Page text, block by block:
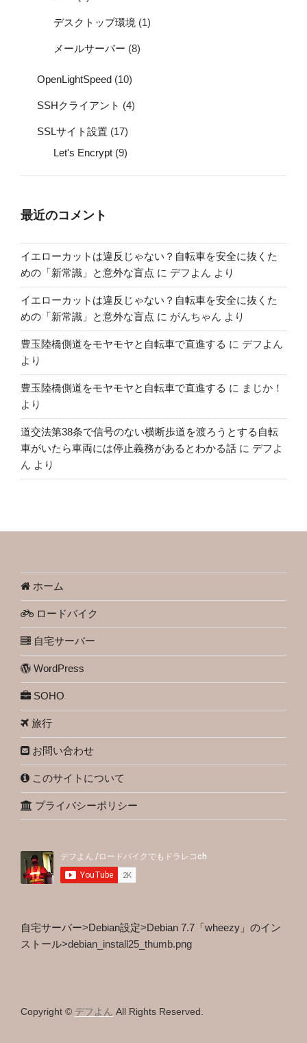
デスクトップ環境 (1)
メールサーバー (8)
OpenLightSpeed (10)
SSHクライアント (4)
SSLサイト設置 (17)
Let's Encrypt (9)
最近のコメント
イエローカットは違反じゃない？自転車を安全に抜くた
めの「新常識」と意外な盲点 に デフよん より
イエローカットは違反じゃない？自転車を安全に抜くた
めの「新常識」と意外な盲点 に がんちゃん より
豊玉陸橋側道をモヤモヤと自転車で直進する に デフよん
より
豊玉陸橋側道をモヤモヤと自転車で直進する に まじか！
より
道交法第38条で信号のない横断歩道を渡ろうとする自転
車がいたら車両には停止義務があるとわかる話 に デフよ
ん より
ホーム
ロードバイク
自宅サーバー
WordPress
SOHO
旅行
お問い合わせ
このサイトについて
プライバシーポリシー
自宅サーバー>Debian設定>Debian 7.7「wheezy」のイン
ストール>debian_install25_thumb.png
Copyright © デフよん All Rights Reserved.